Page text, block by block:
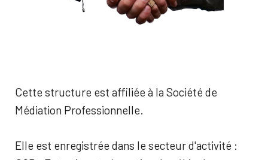
Cette structure est affiliée à la Société de
Médiation Professionnelle.
Elle est enregistrée dans le secteur d'activité :